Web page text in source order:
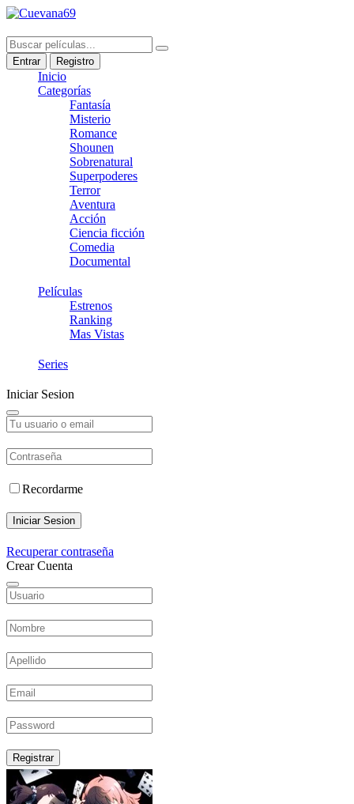
Entrar Registro
Inicio
Categorías
Fantasía
Misterio
Romance
Shounen
Sobrenatural
Superpoderes
Terror
Aventura
Acción
Ciencia ficción
Comedia
Documental
Películas
Estrenos
Ranking
Mas Vistas
Series
Iniciar Sesion
Recordarme
Iniciar Sesion
Recuperar contraseña
Crear Cuenta
Registrar